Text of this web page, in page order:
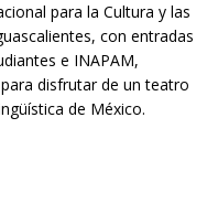
para la Cultura y las
con entradas
e INAPAM,
disfrutar de un teatro
de México.